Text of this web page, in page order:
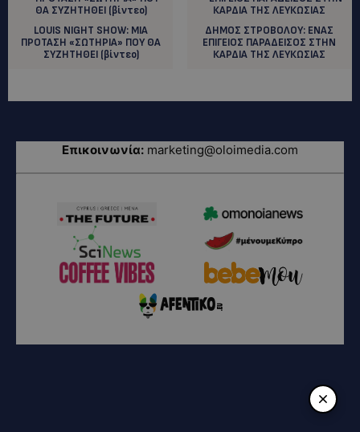
LOUIS NIGHT SHOW: ΜΙΑ
ΠΡΟΤΑΣΗ «ΣΩΤΗΡΙΑ» ΠΟΥ ΘΑ
ΣΥΖΗΤΗΘΕΙ (βίντεο)
ΔΗΜΟΣ ΣΤΡΟΒΟΛΟΥ: ΕΝΑΣ
ΕΠΙΓΕΙΟΣ ΠΑΡΑΔΕΙΣΟΣ ΣΤΗΝ
ΚΑΡΔΙΑ ΤΗΣ ΛΕΥΚΩΣΙΑΣ
Επικοινωνία: marketing@oloimedia.com